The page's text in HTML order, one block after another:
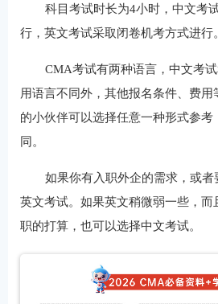
科目考试时长为4小时，中文考
行，英文考试采取闭卷机考方式进行。
CMA考试有两种语言，中文考
用语言不同外，其他报名条件、费
的小伙伴可以选择任意一种形式参考
同。
如果你有入职外企的需求，或
英文考试。如果英文稍微弱一些，
职的打算，也可以选择中文考试。